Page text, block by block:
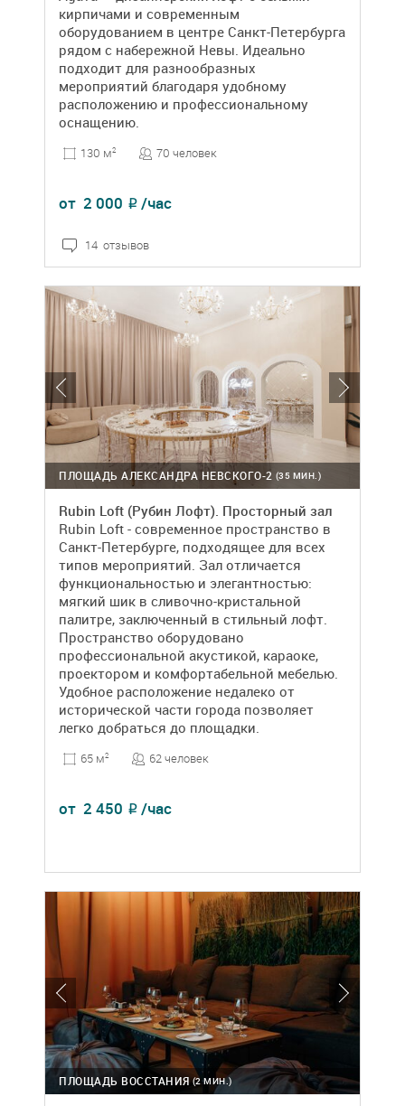
кирпичами и современным
оборудованием в центре Санкт-Петербурга
рядом с набережной Невы. Идеально
подходит для разнообразных
мероприятий благодаря удобному
расположению и профессиональному
оснащению.
130 м2 70 человек
от 2 000 ₽ /час
14 отзывов
(35 МИН.)
ПЛОЩАДЬ АЛЕКСАНДРА НЕВСКОГО-2
Rubin Loft (Рубин Лофт). Просторный зал
Rubin Loft - современное пространство в
Санкт-Петербурге, подходящее для всех
типов мероприятий. Зал отличается
функциональностью и элегантностью:
мягкий шик в сливочно-кристальной
палитре, заключенный в стильный лофт.
Пространство оборудовано
профессиональной акустикой, караоке,
проектором и комфортабельной мебелью.
Удобное расположение недалеко от
исторической части города позволяет
легко добраться до площадки.
65 м2 62 человек
от 2 450 ₽ /час
(2 МИН.)
ПЛОЩАДЬ ВОССТАНИЯ